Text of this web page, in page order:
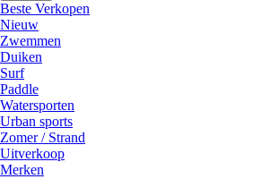
Beste Verkopen
Nieuw
Zwemmen
Duiken
Surf
Paddle
Watersporten
Urban sports
Zomer / Strand
Uitverkoop
Merken